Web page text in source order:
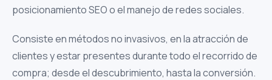
posicionamiento SEO o el manejo de redes sociales.
Consiste en métodos no invasivos, en la atracción de
clientes y estar presentes durante todo el recorrido de
compra; desde el descubrimiento, hasta la conversión.